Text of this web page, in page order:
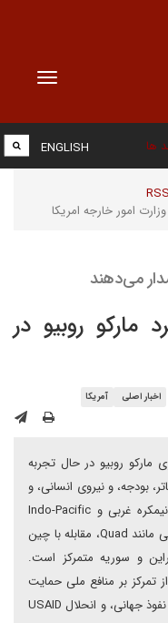
Toggle
ها
RSS
ENGLISH
امور خارجه امریکا
می‌دهند
مارکو روبیو در
اخبار اصلی آمریکا
مارکو روبیو در حال تجربه
بودجه، و نیروی انسانی، و
تمرکز بر منافع ملی و مناطق کلیدی مانند نیمکره غربی و Indo-Pacific
است. آرایش دیپلماتیک بر تقویت ائتلاف‌هایی مانند Quad، مقابله با چین
و سوریه متمرکز است.
تمرکز بر منافع ملی حمایت
می‌کنند، اما بسیاری از سیاسی‌سازی، کاهش نفوذ جهانی، و انحلال USAID